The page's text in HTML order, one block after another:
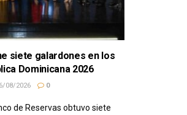
siete galardones en los
Dominicana 2026
08/2026 0
de Reservas obtuvo siete